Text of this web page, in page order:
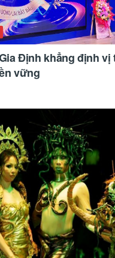
Định khẳng định vị
vững